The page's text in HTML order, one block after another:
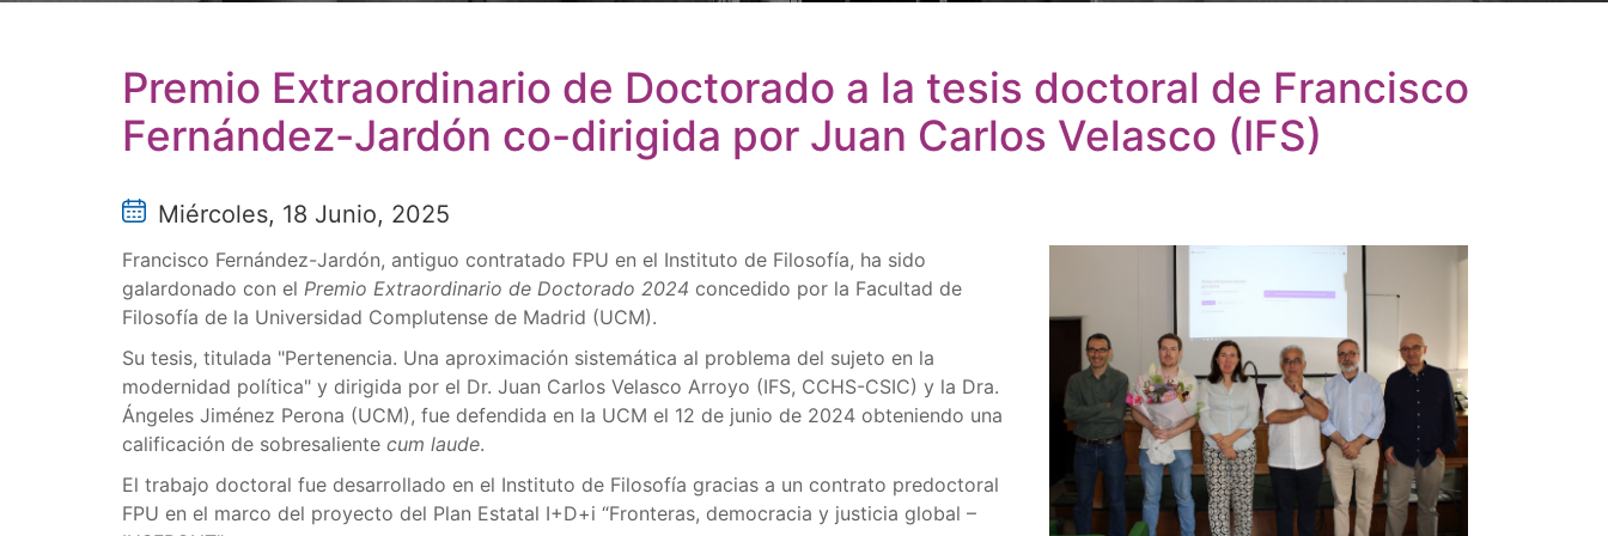
Premio Extraordinario de Doctorado a la tesis doctoral de Francisco
Fernández-Jardón co-dirigida por Juan Carlos Velasco (IFS)
Miércoles, 18 Junio, 2025
Francisco Fernández-Jardón, antiguo contratado FPU en el Instituto de Filosofía, ha sido
galardonado con el Premio Extraordinario de Doctorado 2024 concedido por la Facultad de
Filosofía de la Universidad Complutense de Madrid (UCM).
Su tesis, titulada "Pertenencia. Una aproximación sistemática al problema del sujeto en la
modernidad política" y dirigida por el Dr. Juan Carlos Velasco Arroyo (IFS, CCHS-CSIC) y la Dra.
Ángeles Jiménez Perona (UCM), fue defendida en la UCM el 12 de junio de 2024 obteniendo una
calificación de sobresaliente cum laude.
El trabajo doctoral fue desarrollado en el Instituto de Filosofía gracias a un contrato predoctoral
FPU en el marco del proyecto del Plan Estatal I+D+i “Fronteras, democracia y justicia global –